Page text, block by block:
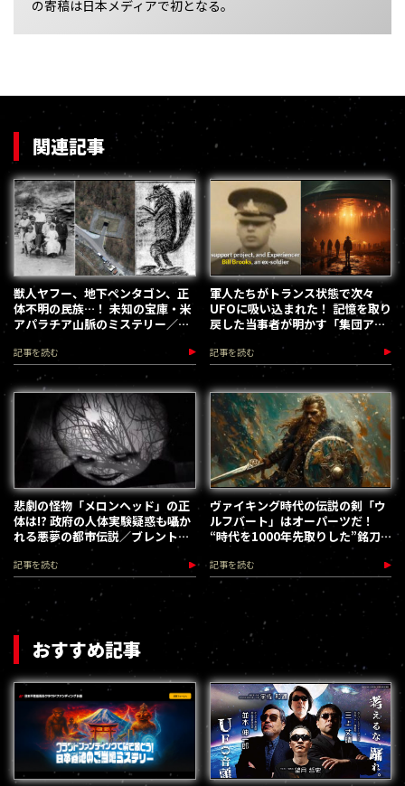
の寄稿は日本メディアで初となる。
関連記事
獣人ヤフー、地下ペンタゴン、正
体不明の民族…！ 未知の宝庫・米
アパラチア山脈のミステリー／ブ
レント・スワンサー
記事を読む
軍人たちがトランス状態で次々
UFOに吸い込まれた！ 記憶を取り
戻した当事者が明かす「集団アブ
ダクション」の恐怖／ブレント・
スワンサー
記事を読む
悲劇の怪物「メロンヘッド」の正
体は!? 政府の人体実験疑惑も囁か
れる悪夢の都市伝説／ブレント・
スワンサー
記事を読む
ヴァイキング時代の伝説の剣「ウ
ルフバート」はオーパーツだ！
“時代を1000年先取りした”銘刀
の謎
記事を読む
おすすめ記事